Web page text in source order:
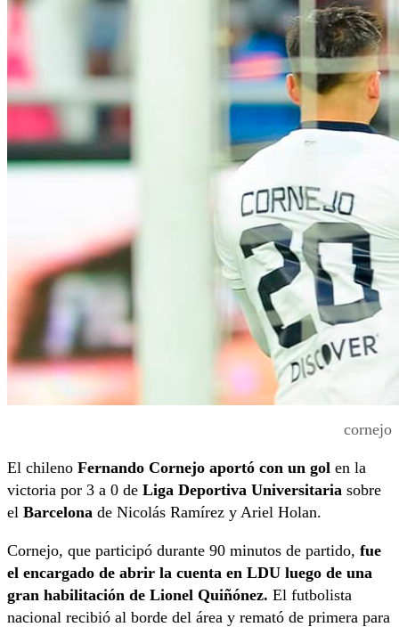
cornejo
El chileno Fernando Cornejo aportó con un gol en la
victoria por 3 a 0 de Liga Deportiva Universitaria sobre
el Barcelona de Nicolás Ramírez y Ariel Holan.
Cornejo, que participó durante 90 minutos de partido, fue
el encargado de abrir la cuenta en LDU luego de una
gran habilitación de Lionel Quiñónez. El futbolista
nacional recibió al borde del área y remató de primera para